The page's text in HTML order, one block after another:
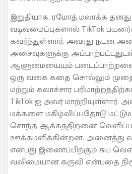
இறுதியாக, ரமோத் மலாக்க
வடிவமைப்புகளால் TikTok
கவர்ந்துள்ளார். அவரது நடன
அசைவுகளுக்கு
ஆளுமையையும்
ஒரு வகை கதை சொல்லும்
மற்றும் கலாச்சார
TikTok ஐ அவர் மாற்றியுள்ளார்.
மக்களை மகிழ்விப்பதோடு
சொந்த ஆக்கத்திறனை
ஊக்கமளிக்கின்றன. அனைத்து
என்பது இணைப்பிற்கும் சுய
வலிமையான கருவி என்பதை